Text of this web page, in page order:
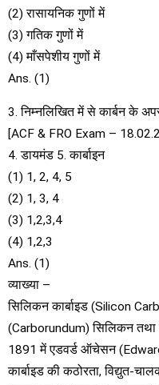
(2) रासायनिक गुणों में
(3) गतिक गुणों में
(4) माँसपेशीय गुणों में
Ans. (1)
3. निम्नलिखित में से कार्बन के
[ACF & FRO Exam –
4. डायमंड 5. कार्बाइन
(1) 1, 2, 4, 5
(2) 1, 3, 4
(3) 1,2,3,4
(4) 1,2,3
Ans. (1)
व्याख्या –
सिलिकन कार्बाइड (Silicon
(Carborundum) सिलिकन तथा
1891 में एडवर्ड ऑचेसन
कार्बाइड की कठोरता, विद्युत-